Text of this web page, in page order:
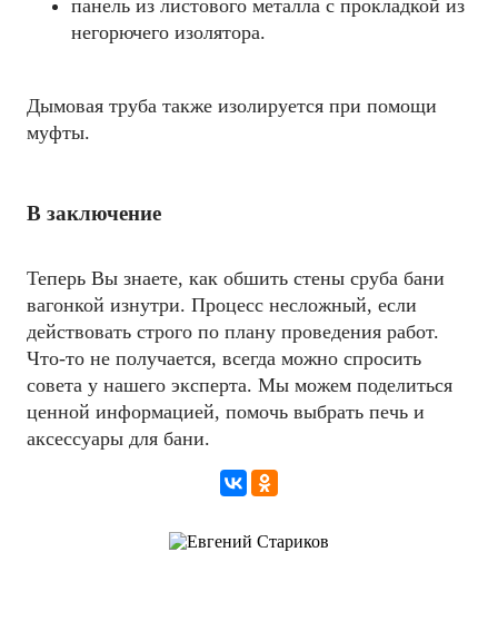
панель из листового металла с прокладкой из
негорючего изолятора.
Дымовая труба также изолируется при помощи
муфты.
В заключение
Теперь Вы знаете, как обшить стены сруба бани
вагонкой изнутри. Процесс несложный, если
действовать строго по плану проведения работ.
Что-то не получается, всегда можно спросить
совета у нашего эксперта. Мы можем поделиться
ценной информацией, помочь выбрать печь и
аксессуары для бани.